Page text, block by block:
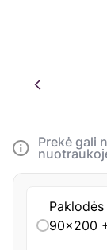
Prekė gali
90x200